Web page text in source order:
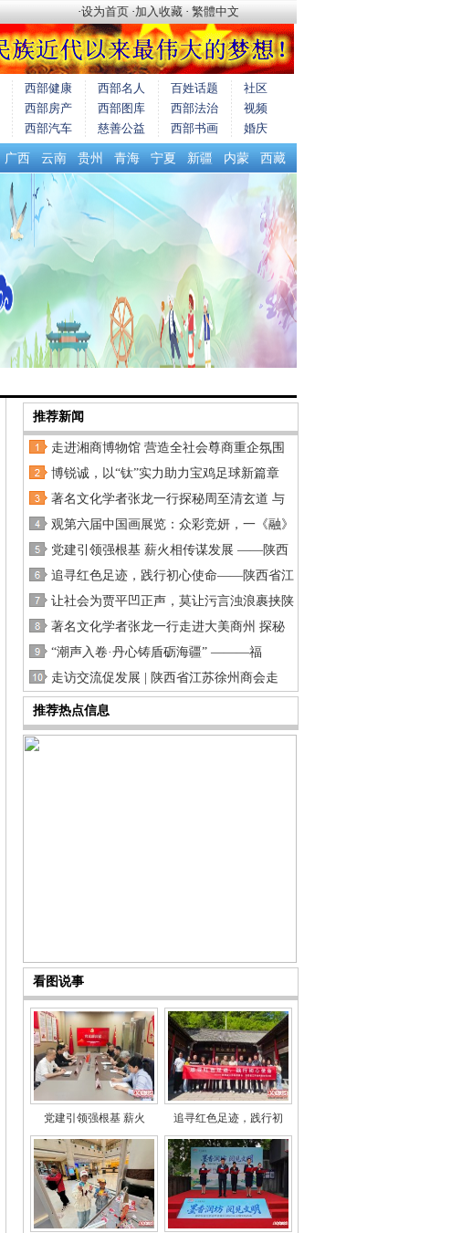
·设为首页 ·加入收藏 · 繁體中文
西部健康
西部房产
西部汽车
西部名人
西部图库
慈善公益
百姓话题
西部法治
西部书画
社区
视频
婚庆
广西 云南 贵州 青海 宁夏 新疆 内蒙 西藏
推荐新闻
走进湘商博物馆 营造全社会尊商重企氛围
博锐诚，以“钛”实力助力宝鸡足球新篇章
著名文化学者张龙一行探秘周至清玄道 与
观第六届中国画展览：众彩竞妍，一《融》
党建引领强根基 薪火相传谋发展 ——陕西
追寻红色足迹，践行初心使命——陕西省江
让社会为贾平凹正声，莫让污言浊浪裹挟陕
著名文化学者张龙一行走进大美商州 探秘
“潮声入卷·丹心铸盾砺海疆” ———福
走访交流促发展 | 陕西省江苏徐州商会走
推荐热点信息
看图说事
党建引领强根基 薪火 追寻红色足迹，践行初